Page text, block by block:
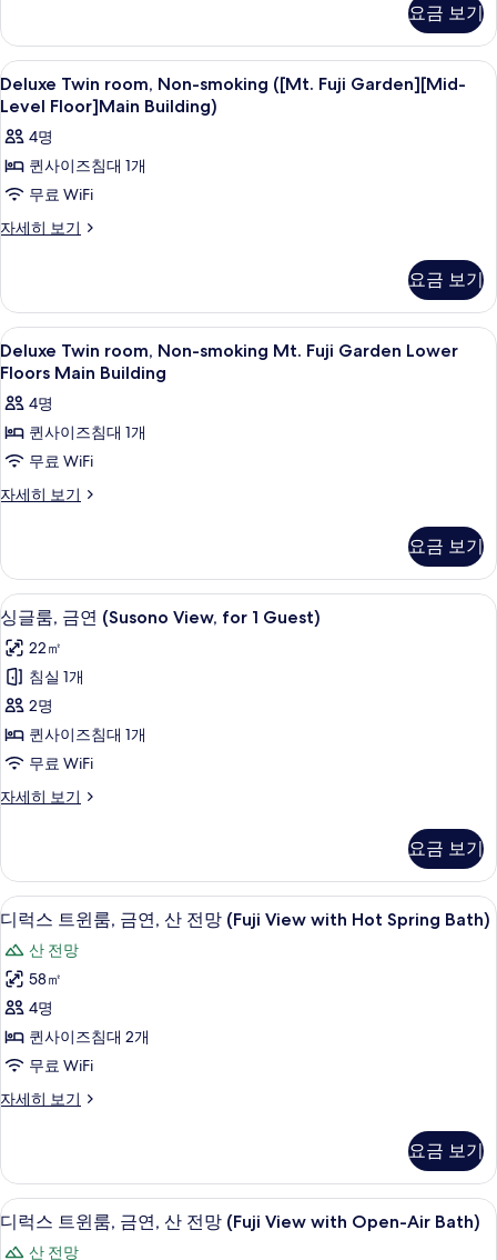
Floor
Main
Building
사
진
모
두
보
smoking
Mt.
Fuji
Garden
Floor
Main
Building
자
세
히
요금 보기
Deluxe
Twin
Non-
smoking
([Mt.
Fuji
Level
Floor]Main
Building)
사
진
모
두
보
고급 침구, 오리/거위털 이불, 메모리
15
Deluxe Twin room, Non-smoking ([Mt. Fuji Garden][Mid-
Level Floor]Main Building)
4명
퀸사이즈침대 1개
무료 WiFi
자세히 보기
Deluxe
smoking
([Mt.
Fuji
Garden]
Level
Floor]Main
Building)
자
세
히
요금 보기
Deluxe
Twin
Non-
smoking
Mt.
Fuji
Floors
Main
Building
사
진
모
두
보
기
고급 침구, 오리/거위털 이불, 메모리
15
Deluxe Twin room, Non-smoking Mt. Fuji Garden Lower
Floors Main Building
4명
퀸사이즈침대 1개
무료 WiFi
자세히 보기
Deluxe
smoking
Mt.
Fuji
Garden
Lower
Floors
Building
자
세
히
보
요금 보기
싱
글
룸,
금
연
(Susono
View,
for
사
진
모
두
보
기
고급 침구, 오리/거위털 이불, 메모리
11
싱글룸, 금연 (Susono View, for 1 Guest)
22㎡
침실 1개
2명
퀸사이즈침대 1개
무료 WiFi
자세히 보기
싱
연
(Susono
View,
for
Guest)
세
히
보
기
요금 보기
디
럭
스
트
윈
룸,
금
연,
전
망
(Fuji
View
디럭스 트윈룸, 금연, 산 전망 (Fuji
11
디럭스 트윈룸, 금연, 산 전망 (Fuji View with Hot Spring Bath)
산 전망
58㎡
4명
퀸사이즈침대 2개
무료 WiFi
자세히 보기
디
윈
룸,
금
연,
요금 보기
디
럭
디럭스 트윈룸, 금연, 산 전망 (Fuji
11
디럭스 트윈룸, 금연, 산 전망 (Fuji View with Open-Air Bath)
산 전망